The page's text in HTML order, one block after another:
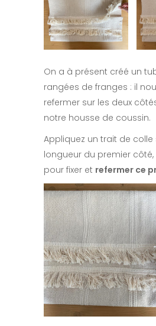
On a à présent créé un
rangées de franges : il
refermer sur les deux
notre housse de coussin.
Appliquez un trait de colle
longueur du premier
pour fixer et refermer ce